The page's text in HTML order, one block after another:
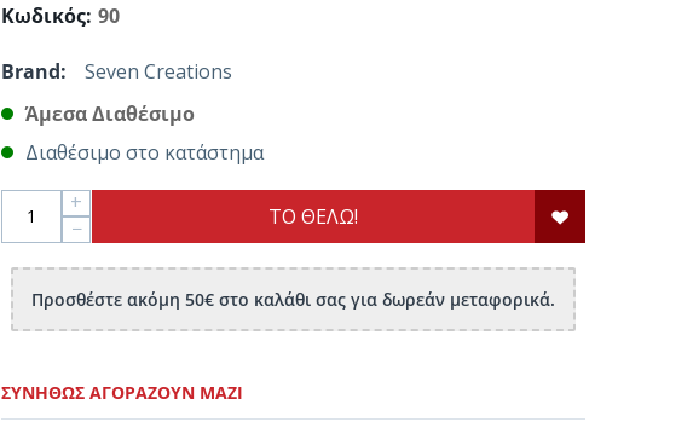
Brand: Seven Creations
Κωδικός: 90
Άμεσα Διαθέσιμο
Διαθέσιμο στο κατάστημα
+
−
ΤΟ ΘΕΛΩ!
ΣΥΝΉΘΩΣ ΑΓΟΡΆΖΟΥΝ ΜΑΖΊ
Προσθέστε ακόμη 50€ στο καλάθι σας για δωρεάν μεταφορικά.